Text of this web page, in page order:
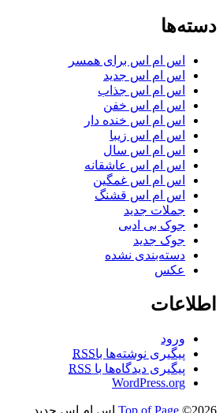
دسته‌ها
اس ام اس برای همسر
اس ام اس جدید
اس ام اس جذاب
اس ام اس خفن
اس ام اس خنده دار
اس ام اس زیبا
اس ام اس سال
اس ام اس عاشقانه
اس ام اس غمگین
اس ام اس قشنگ
جملات جدید
جوک بی ادبی
جوک جدید
دسته‌بندی نشده
عکس
اطلاعات
ورود
پیگیری نوشته‌ها باRSS
پیگیری دیدگاه‌ها با RSS
WordPress.org
Top of Page ©2026 اس ام اس جدید